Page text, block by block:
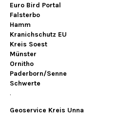
Euro Bird Portal
Falsterbo
Hamm
Kranichschutz EU
Kreis Soest
Münster
Ornitho
Paderborn/Senne
Schwerte
.
Geoservice Kreis Unna